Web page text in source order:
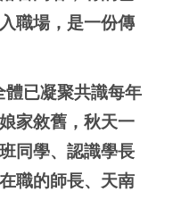
職場，是一份傳
體已凝聚共識每年
家敘舊，秋天一
同學、認識學長
職的師長、天南